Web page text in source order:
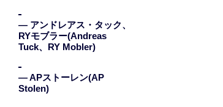
— アンドレアス・タック、
RYモブラー(Andreas
Tuck、RY Mobler)
— APストーレン(AP
Stolen)